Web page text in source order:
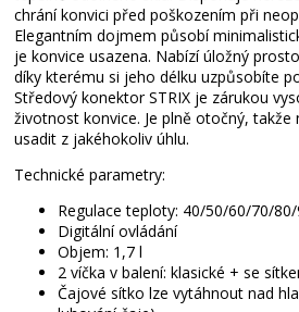
chrání konvici před poškozením při
Elegantním dojmem působí
je konvice usazena. Nabízí úložný
díky kterému si jeho délku uzpůsobíte
Středový konektor STRIX je zárukou
životnost konvice. Je plně otočný,
usadit z jakéhokoliv úhlu.
Technické parametry:
Regulace teploty: 40/50/60/70/80/
Digitální ovládání
Objem: 1,7 l
2 víčka v balení: klasické + se
Čajové sítko lze vytáhnout nad